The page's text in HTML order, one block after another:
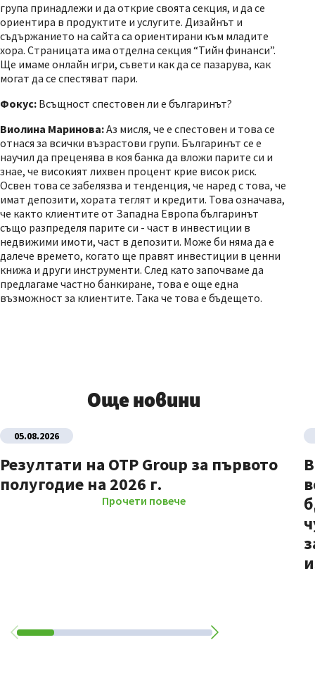
група принадлежи и да открие своята секция, и да се
ориентира в продуктите и услугите. Дизайнът и
съдържанието на сайта са ориентирани към младите
хора. Страницата има отделна секция “Тийн финанси”.
Ще имаме онлайн игри, съвети как да се пазарува, как
могат да се спестяват пари.
Фокус: Всъщност спестовен ли е българинът?
Виолина Маринова:Аз мисля, че е спестовен и това се
отнася за всички възрастови групи. Българинът се е
научил да преценява в коя банка да вложи парите си и
знае, че високият лихвен процент крие висок риск.
Освен това се забелязва и тенденция, че наред с това, че
имат депозити, хората теглят и кредити. Това означава,
че както клиентите от Западна Европа българинът
също разпределя парите си - част в инвестиции в
недвижими имоти, част в депозити. Може би няма да е
далече времето, когато ще правят инвестиции в ценни
книжа и други инструменти. След като започваме да
предлагаме частно банкиране, това е още една
възможност за клиентите. Така че това е бъдещето.
Още новини
05.08.2026
Резултати на OTP Group за първото
полугодие на 2026 г.
Прочети повече